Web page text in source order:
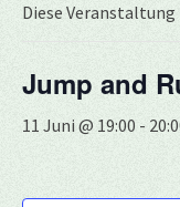
Diese
Jump and
11 Juni @ 19:00 -